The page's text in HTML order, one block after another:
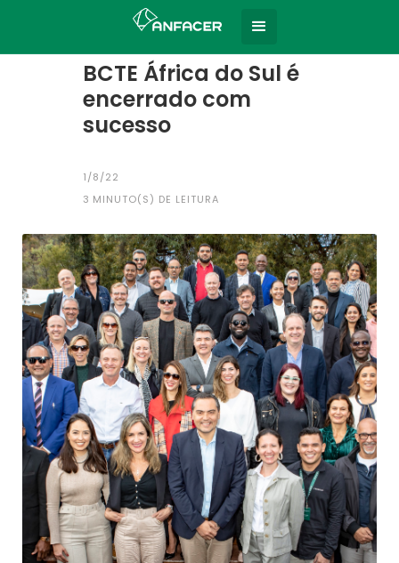
Todas as notícias
BCTE África do Sul é
encerrado com
sucesso
1/8/22
3 MINUTO(S) DE LEITURA